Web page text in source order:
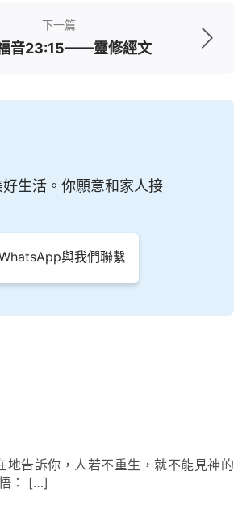
下一篇
音23:15——靈修經文
生活。你願意和家人接
與我們聯繫
告訴你，人若不重生，就不能見神的
： […]